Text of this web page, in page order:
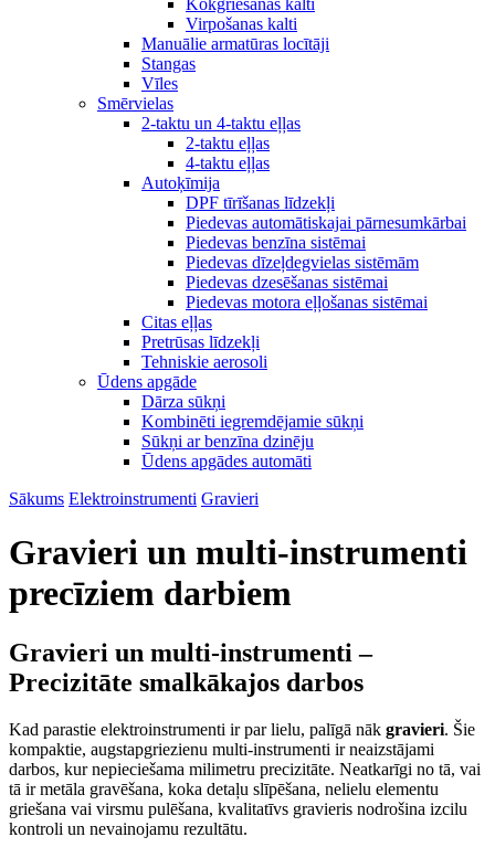
Kokgriešanas kalti
Virpošanas kalti
Manuālie armatūras locītāji
Stangas
Vīles
Smērvielas
2-taktu un 4-taktu eļļas
2-taktu eļļas
4-taktu eļļas
Autoķīmija
DPF tīrīšanas līdzekļi
Piedevas automātiskajai pārnesumkārbai
Piedevas benzīna sistēmai
Piedevas dīzeļdegvielas sistēmām
Piedevas dzesēšanas sistēmai
Piedevas motora eļļošanas sistēmai
Citas eļļas
Pretrūsas līdzekļi
Tehniskie aerosoli
Ūdens apgāde
Dārza sūkņi
Kombinēti iegremdējamie sūkņi
Sūkņi ar benzīna dzinēju
Ūdens apgādes automāti
Sākums Elektroinstrumenti Gravieri
Gravieri un multi-instrumenti
precīziem darbiem
Gravieri un multi-instrumenti –
Precizitāte smalkākajos darbos
Kad parastie elektroinstrumenti ir par lielu, palīgā nāk gravieri. Šie
kompaktie, augstapgriezienu multi-instrumenti ir neaizstājami
darbos, kur nepieciešama milimetru precizitāte. Neatkarīgi no tā, vai
tā ir metāla gravēšana, koka detaļu slīpēšana, nelielu elementu
griešana vai virsmu pulēšana, kvalitatīvs gravieris nodrošina izcilu
kontroli un nevainojamu rezultātu.